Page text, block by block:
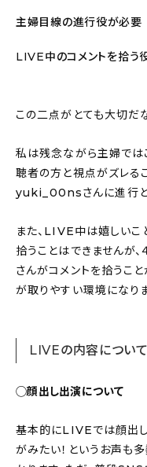
主婦目線の進行役が必要
LIVE中のコメントを拾う
この二点がとても大切だ
私は残念ながら主婦では
聴者の方と視点がズレる
yuki_00nsさんに進行と
また、LIVE中は嬉しいこ
拾うことはできませんが
さんがコメントを拾うこ
が取りやすい環境になりま
LIVEの内容について
◯顔出し出演について
基本的にLIVEでは顔出
がみたい！というお声も